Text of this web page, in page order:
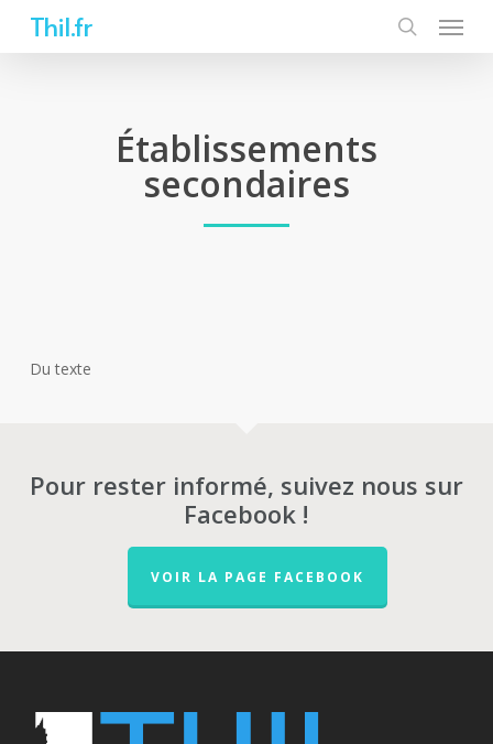
Thil.fr
Établissements
secondaires
Du texte
Pour rester informé, suivez nous sur
Facebook !
VOIR LA PAGE FACEBOOK